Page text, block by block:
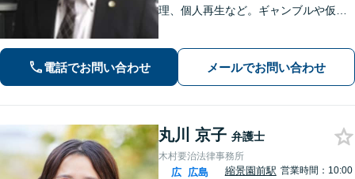
理、個人再生など。ギャンブルや仮想
などご相談ください【夜間土日祝相談
可】【初回相談無料】【Zoom面談可】
電話でお問い合わせ メールでお問い合わせ
丸川 京子 弁護士
木村要治法律事務所
広 広島
縮景園前駅 営業時間：10:00